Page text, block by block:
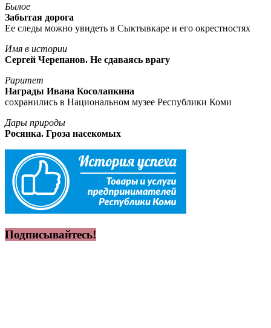
Былое
Забытая дорога
Ее следы можно увидеть в Сыктывкаре и его окрестностях
Имя в истории
Сергей Черепанов. Не сдаваясь врагу
Раритет
Награды Ивана Косолапкина
сохранились в Национальном музее Республики Коми
Дары природы
Росянка. Гроза насекомых
Подписывайтесь!